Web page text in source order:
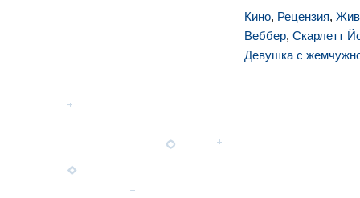
Кино, Рецензия,
Веббер, Скарлетт
Девушка с